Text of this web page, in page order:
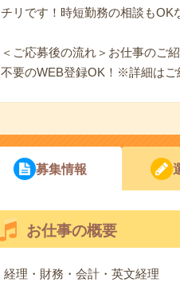
チリです！時短勤務の相談もOK
＜ご応募後の流れ＞お仕事のご
不要のWEB登録OK！※詳細はご
募集情報
お仕事の概要
経理・財務・会計・英文経理